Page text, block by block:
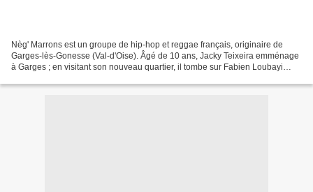
Nèg' Marrons est un groupe de hip-hop et reggae français, originaire de
Garges-lès-Gonesse (Val-d'Oise). Âgé de 10 ans, Jacky Teixeira emménage
à Garges ; en visitant son nouveau quartier, il tombe sur Fabien Loubayi